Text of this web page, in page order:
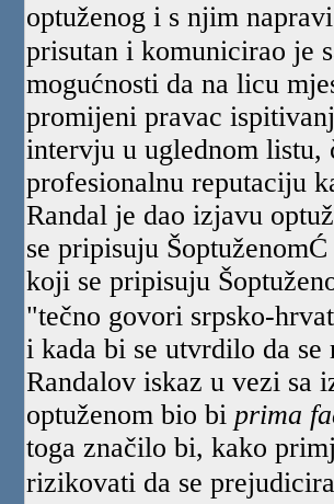
optuženog i s njim
prisutan i komunicirao je
mogućnosti da na licu
promijeni pravac
intervju u uglednom listu,
profesionalnu reputaciju
Randal je dao izjavu
se pripisuju
koji se pripisuju
"tečno govori srpsko-
i kada bi se utvrdilo da
Randalov iskaz u vezi sa
optuženom bio bi prima
toga značilo bi, kako
rizikovati da se